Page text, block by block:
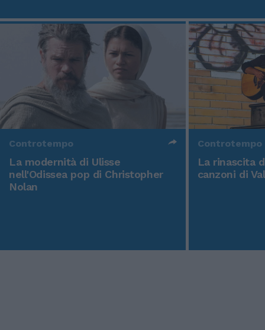
Controtempo
La modernità di Ulisse
nell'Odissea pop di Christopher
Nolan
Controtempo
La rinascita
canzoni di